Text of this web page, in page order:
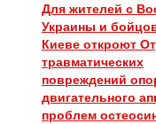
Для жителей с
Украины и
Киеве откроют
травматических
повреждений
двигательного
проблем